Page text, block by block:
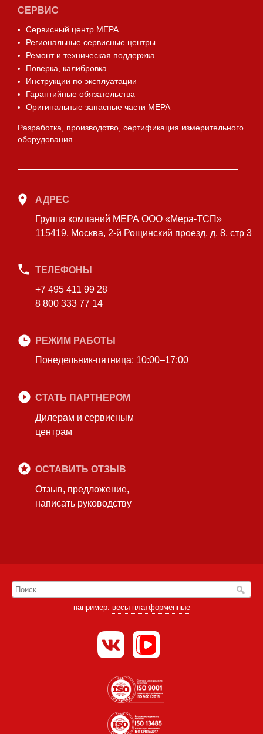
СЕРВИС
Сервисный центр МЕРА
Региональные сервисные центры
Ремонт и техническая поддержка
Поверка, калибровка
Инструкции по эксплуатации
Гарантийные обязательства
Оригинальные запасные части МЕРА
Разработка, производство, сертификация измерительного
оборудования
АДРЕС
Группа компаний МЕРА ООО «Мера-ТСП»
115419, Москва, 2-й Рощинский проезд, д. 8, стр 3
ТЕЛЕФОНЫ
+7 495 411 99 28
8 800 333 77 14
РЕЖИМ РАБОТЫ
Понедельник-пятница: 10:00–17:00
СТАТЬ ПАРТНЕРОМ
Дилерам и сервисным
центрам
ОСТАВИТЬ ОТЗЫВ
Отзыв, предложение,
написать руководству
например: весы платформенные